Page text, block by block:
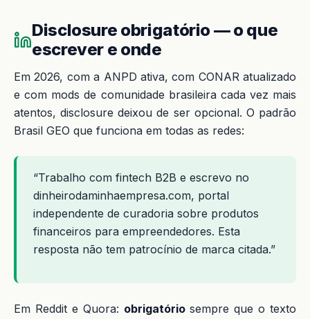
Disclosure obrigatório — o que
escrever e onde
Em 2026, com a ANPD ativa, com CONAR atualizado
e com mods de comunidade brasileira cada vez mais
atentos, disclosure deixou de ser opcional. O padrão
Brasil GEO que funciona em todas as redes:
“Trabalho com fintech B2B e escrevo no
dinheirodaminhaempresa.com, portal
independente de curadoria sobre produtos
financeiros para empreendedores. Esta
resposta não tem patrocínio de marca citada.”
Em Reddit e Quora: obrigatóriosempre que o texto